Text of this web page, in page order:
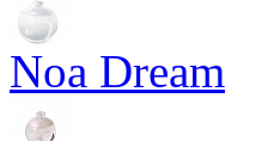
Noa Dream